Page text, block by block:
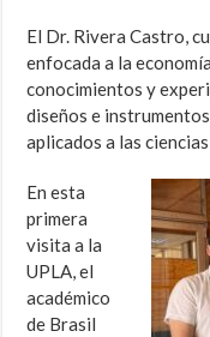
El Dr. Rivera Castro,
enfocada a la
conocimientos y
diseños e
aplicados a las
En esta
primera
visita a la
UPLA, el
académico
de Brasil